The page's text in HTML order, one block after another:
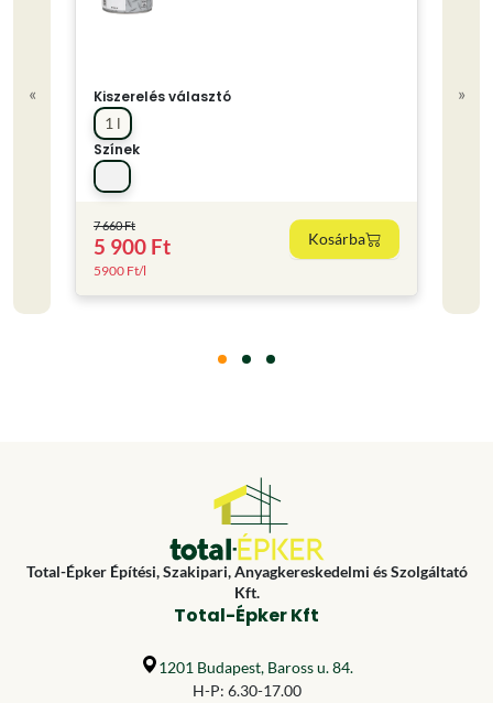
«
Kiszerelés választó
1 l
Színek
7 660 Ft
5 900 Ft
5900 Ft/l
Kosárba
»
Total-Épker Építési, Szakipari, Anyagkereskedelmi és Szolgáltató
Kft.
Total-Épker Kft
1201 Budapest, Baross u. 84.
H-P: 6.30-17.00